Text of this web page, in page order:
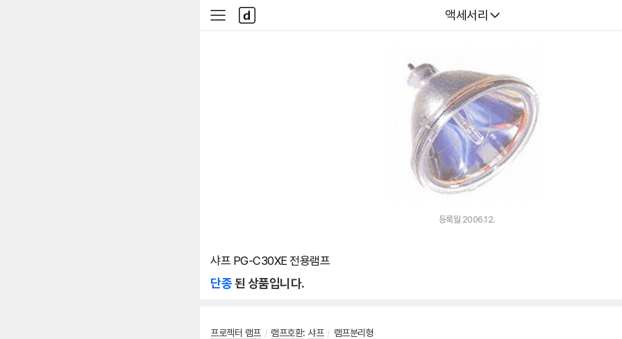
다나와
액세서리
사
이
다
나
와
등록월 2006.12.
샤프 PG-C30XE 전용램프
단종된 상품입니다.
프로젝터 램프 / 램프호환: 샤프 / 램프분리형